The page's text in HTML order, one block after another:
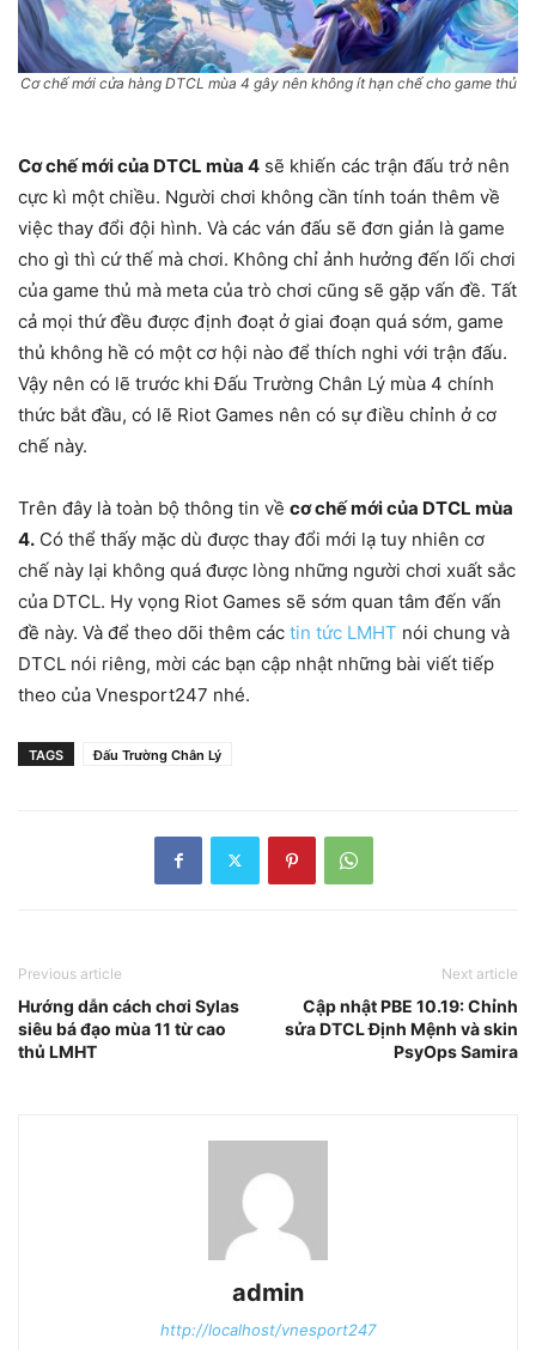
Cơ chế mới cửa hàng DTCL mùa 4 gây nên không ít hạn chế cho game thủ
Cơ chế mới của DTCL mùa 4 sẽ khiến các trận đấu trở nên
cực kì một chiều. Người chơi không cần tính toán thêm về
việc thay đổi đội hình. Và các ván đấu sẽ đơn giản là game
cho gì thì cứ thế mà chơi. Không chỉ ảnh hưởng đến lối chơi
của game thủ mà meta của trò chơi cũng sẽ gặp vấn đề. Tất
cả mọi thứ đều được định đoạt ở giai đoạn quá sớm, game
thủ không hề có một cơ hội nào để thích nghi với trận đấu.
Vậy nên có lẽ trước khi Đấu Trường Chân Lý mùa 4 chính
thức bắt đầu, có lẽ Riot Games nên có sự điều chỉnh ở cơ
chế này.
Trên đây là toàn bộ thông tin về cơ chế mới của DTCL mùa
4. Có thể thấy mặc dù được thay đổi mới lạ tuy nhiên cơ
chế này lại không quá được lòng những người chơi xuất sắc
của DTCL. Hy vọng Riot Games sẽ sớm quan tâm đến vấn
đề này. Và để theo dõi thêm các tin tức LMHT nói chung và
DTCL nói riêng, mời các bạn cập nhật những bài viết tiếp
theo của Vnesport247 nhé.
TAGS Đấu Trường Chân Lý
Previous article
Hướng dẫn cách chơi Sylas
siêu bá đạo mùa 11 từ cao
thủ LMHT
Next article
Cập nhật PBE 10.19: Chỉnh
sửa DTCL Định Mệnh và skin
PsyOps Samira
admin
http://localhost/vnesport247